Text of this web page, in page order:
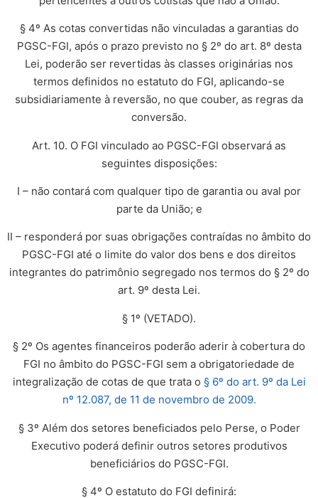
§ 4º As cotas convertidas não vinculadas a garantias do
PGSC-FGI, após o prazo previsto no § 2º do art. 8º desta
Lei, poderão ser revertidas às classes originárias nos
termos definidos no estatuto do FGI, aplicando-se
subsidiariamente à reversão, no que couber, as regras da
conversão.
Art. 10. O FGI vinculado ao PGSC-FGI observará as
seguintes disposições:
I – não contará com qualquer tipo de garantia ou aval por
parte da União; e
II – responderá por suas obrigações contraídas no âmbito do
PGSC-FGI até o limite do valor dos bens e dos direitos
integrantes do patrimônio segregado nos termos do § 2º do
art. 9º desta Lei.
§ 1º (VETADO).
§ 2º Os agentes financeiros poderão aderir à cobertura do
FGI no âmbito do PGSC-FGI sem a obrigatoriedade de
integralização de cotas de que trata o § 6º do art. 9º da Lei
nº 12.087, de 11 de novembro de 2009.
§ 3º Além dos setores beneficiados pelo Perse, o Poder
Executivo poderá definir outros setores produtivos
beneficiários do PGSC-FGI.
§ 4º O estatuto do FGI definirá: